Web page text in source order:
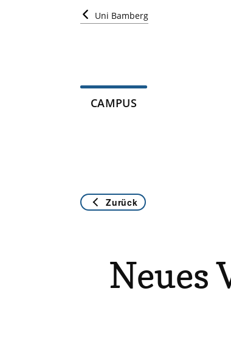
Uni Bamberg
CAMPUS
Zurück
Neues